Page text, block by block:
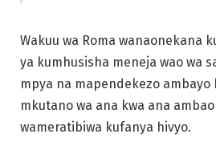
Wakuu wa Roma wanaonekana
ya kumhusisha meneja wao wa
mpya na mapendekezo ambayo
mkutano wa ana kwa ana
wameratibiwa kufanya hivyo.